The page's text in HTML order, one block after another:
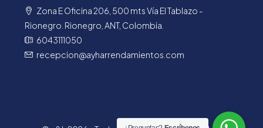
Zona E Oficina 206, 500 mts Vía El Tablazo -
Rionegro. Rionegro, ANT, Colombia.
6043111050
recepcion@ayharrendamientos.com